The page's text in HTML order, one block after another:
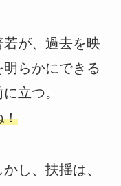
が、過去を映
らかにできる
立つ。
！
し、扶揺は、